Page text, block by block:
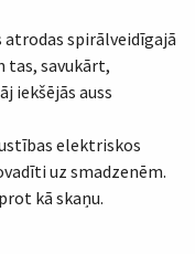
atrodas spirālveidīgajā
tas, savukārt,
iekšējās auss
elektriskos
uz smadzenēm.
kā skaņu.